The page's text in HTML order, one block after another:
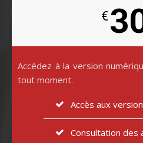
€
Accédez à la version
tout moment.
Accès aux
Consultation des